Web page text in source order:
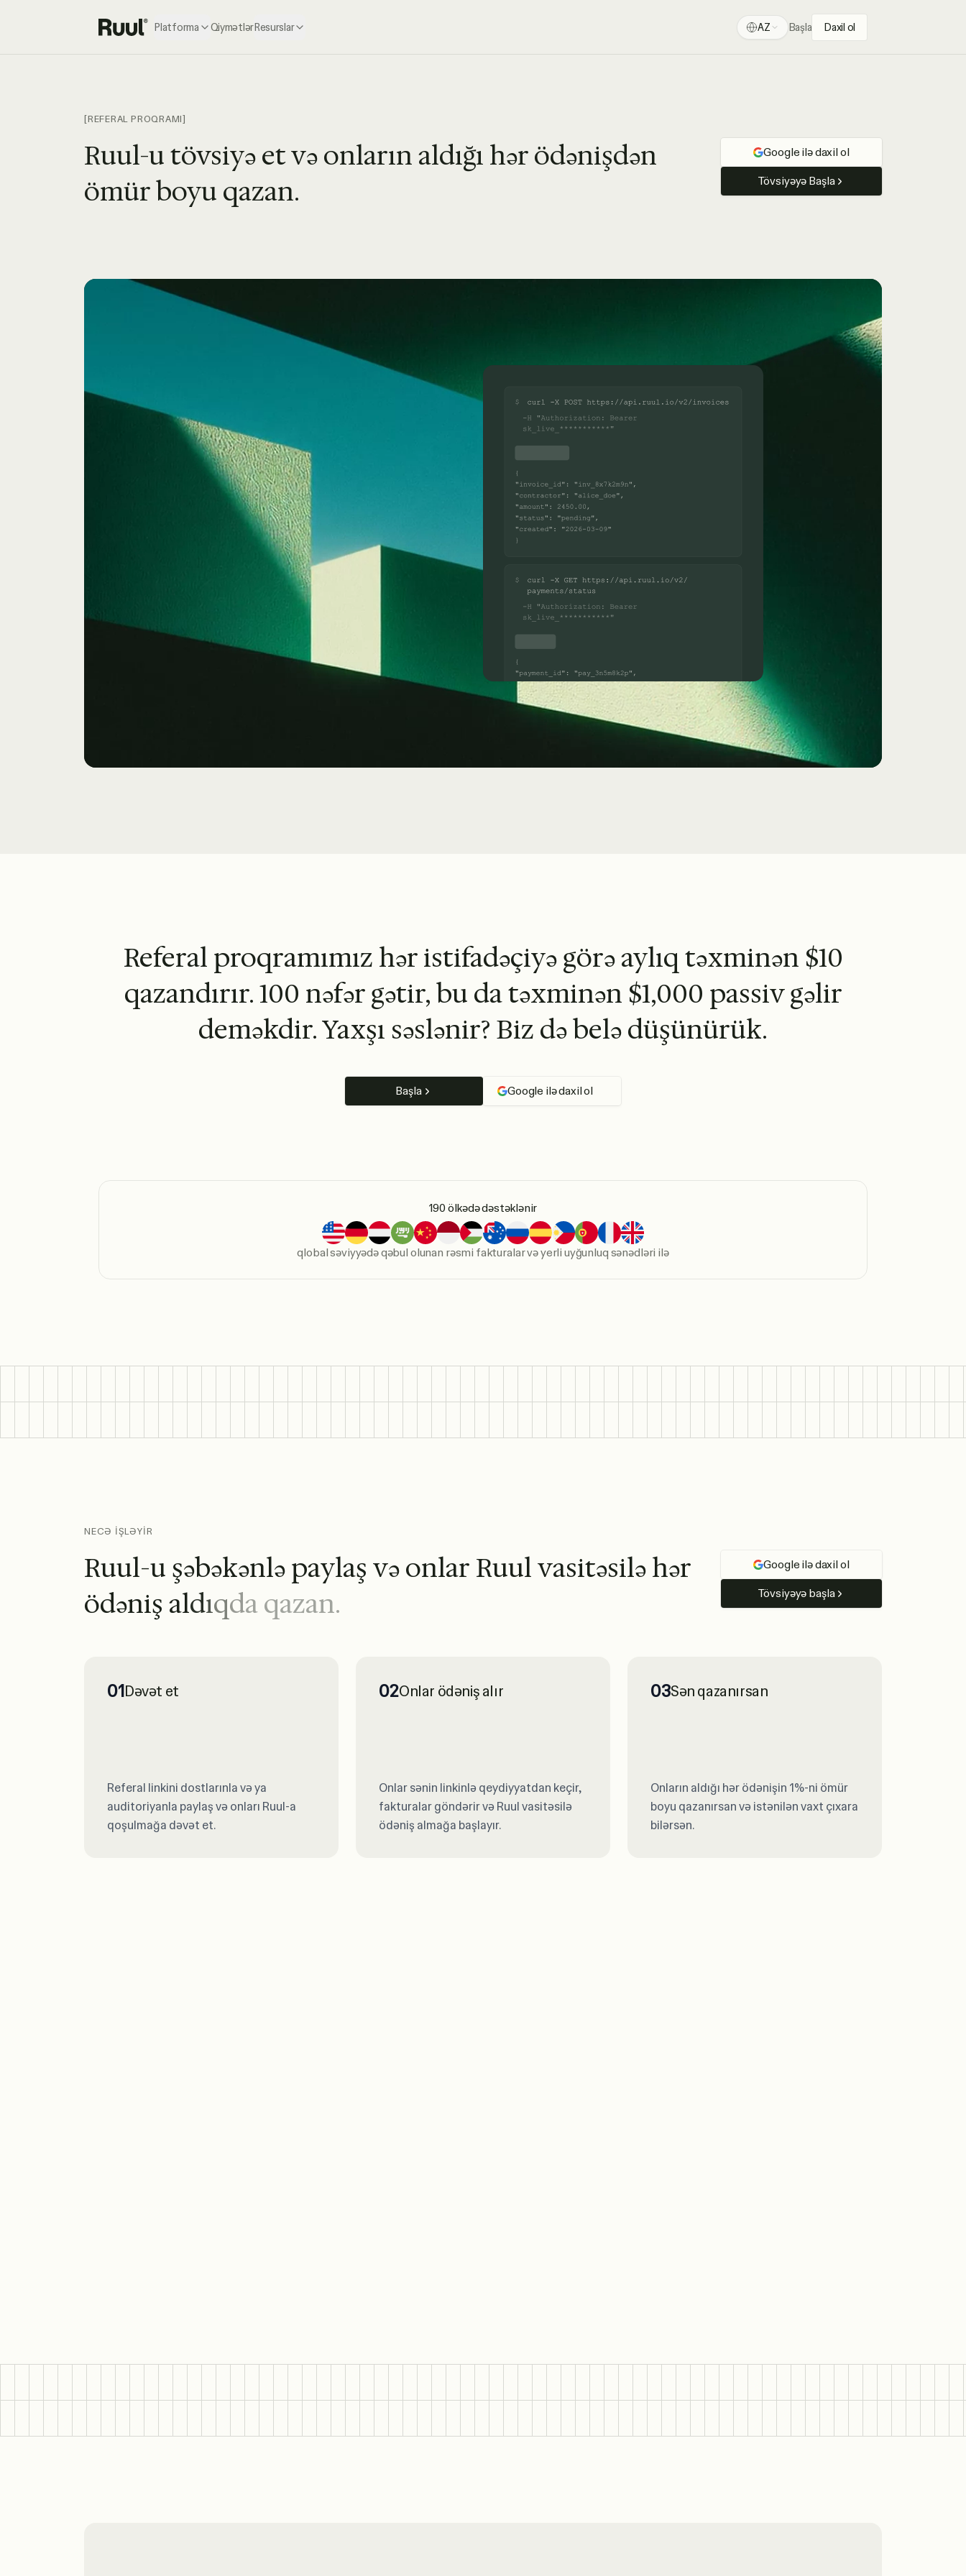
Ruul ana səhifəPlatforma QiymətlərResurslar AZ Başla Daxil ol
[REFERAL PROQRAMI]
Ruul-u tövsiyə et və onların aldığı hər ödənişdən
ömür boyu qazan.
Google ilə daxil ol
Tövsiyəyə Başla
Referal proqramımız hər istifadəçiyə görə aylıq təxminən $10
qazandırır. 100 nəfər gətir, bu da təxminən $1,000 passiv gəlir
deməkdir. Yaxşı səslənir? Biz də belə düşünürük.
Başla Google ilə daxil ol
190 ölkədə dəstəklənir
qlobal səviyyədə qəbul olunan rəsmi fakturalar və yerli uyğunluq sənədləri ilə
NECƏ İŞLƏYİR
Ruul-u şəbəkənləpaylaş vəonlar Ruulvasitəsiləhər
ödəniş aldıqdaqazan.
Google ilə daxil ol
Tövsiyəyə başla
01Dəvət et
Referal linkini dostlarınla və ya
auditoriyanla paylaş və onları Ruul-a
qoşulmağa dəvət et.
02Onlar ödəniş alır
Onlar sənin linkinlə qeydiyyatdan keçir,
fakturalar göndərir və Ruul vasitəsilə
ödəniş almağa başlayır.
03Sən qazanırsan
Onların aldığı hər ödənişin 1%-ni ömür
boyu qazanırsan və istənilən vaxt çıxara
bilərsən.